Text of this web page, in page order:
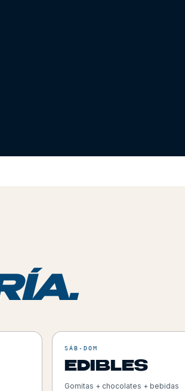
SÁB-DOM
EDIBLES
Gomitas + chocolates + bebidas